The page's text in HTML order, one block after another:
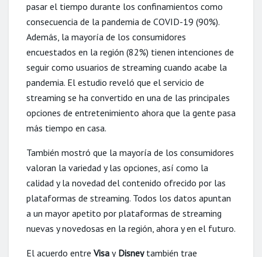
pasar el tiempo durante los confinamientos como
consecuencia de la pandemia de COVID-19 (90%).
Además, la mayoría de los consumidores
encuestados en la región (82%) tienen intenciones de
seguir como usuarios de streaming cuando acabe la
pandemia. El estudio reveló que el servicio de
streaming se ha convertido en una de las principales
opciones de entretenimiento ahora que la gente pasa
más tiempo en casa.
También mostró que la mayoría de los consumidores
valoran la variedad y las opciones, así como la
calidad y la novedad del contenido ofrecido por las
plataformas de streaming. Todos los datos apuntan
a un mayor apetito por plataformas de streaming
nuevas y novedosas en la región, ahora y en el futuro.
El acuerdo entre Visa yDisneytambién trae